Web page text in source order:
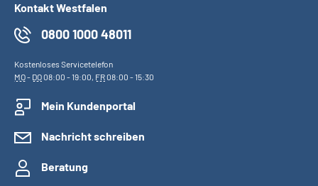
Kontakt Westfalen
0800 1000 48011
Kostenloses Servicetelefon
MO- DO08:00 - 19:00, FR08:00 - 15:30
Mein Kundenportal
Nachricht schreiben
Beratung